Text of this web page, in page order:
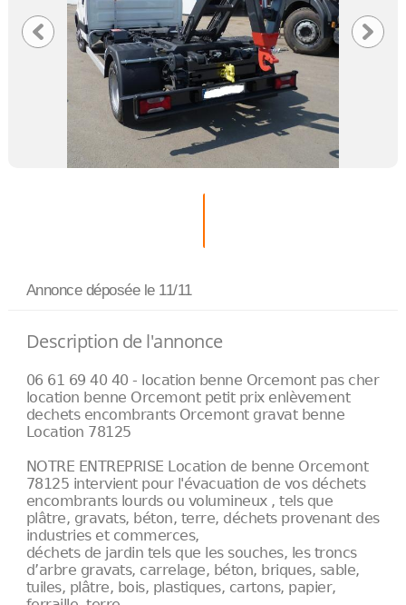
Annonce déposée le 11/11
Description de l'annonce
06 61 69 40 40 - location benne Orcemont pas cher
location benne Orcemont petit prix enlèvement
dechets encombrants Orcemont gravat benne
Location 78125
NOTRE ENTREPRISE Location de benne Orcemont
78125 intervient pour l'évacuation de vos déchets
encombrants lourds ou volumineux , tels que
plâtre, gravats, béton, terre, déchets provenant des
industries et commerces,
déchets de jardin tels que les souches, les troncs
d’arbre gravats, carrelage, béton, briques, sable,
tuiles, plâtre, bois, plastiques, cartons, papier,